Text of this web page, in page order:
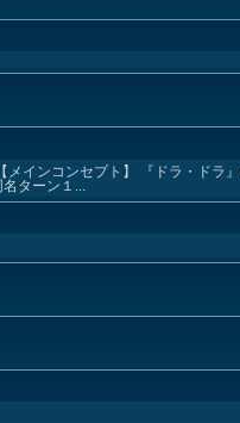
メインコンセプト】 『ドラ・ド
ターン１...